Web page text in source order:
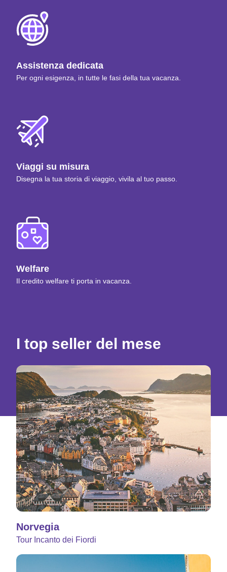
Assistenza dedicata
Per ogni esigenza, in tutte le fasi della tua vacanza.
Viaggi su misura
Disegna la tua storia di viaggio, vivila al tuo passo.
Welfare
Il credito welfare ti porta in vacanza.
I top seller del mese
Norvegia
Tour Incanto dei Fiordi